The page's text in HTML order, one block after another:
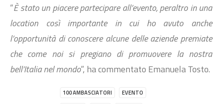
“È stato un piacere partecipare all’evento, peraltro in una
location così importante in cui ho avuto anche
l’opportunità di conoscere alcune delle aziende premiate
che come noi si pregiano di promuovere la nostra
bell’Italia nel mondo”, ha commentato Emanuela Tosto.
100 AMBASCIATORI
EVENTO